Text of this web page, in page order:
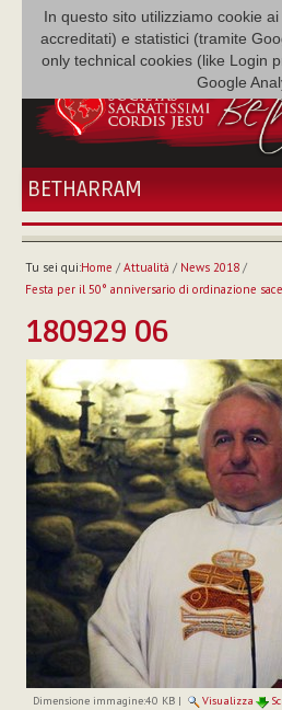
In questo sito utilizziamo cookie
accreditati) e statistici (tramite
only technical cookies (like Login
Google
BETHARRAM
HOME
BÉTHARRAM
MISSIONE
NEF
MEDIATECA
P. AUGUSTO ETCHECOPAR
Tu sei qui:Home / Attualità / News 2018/
Festa per il 50° anniversario di ordinazione
180929 06
Dimensione immagine:40 KB| Visualizza